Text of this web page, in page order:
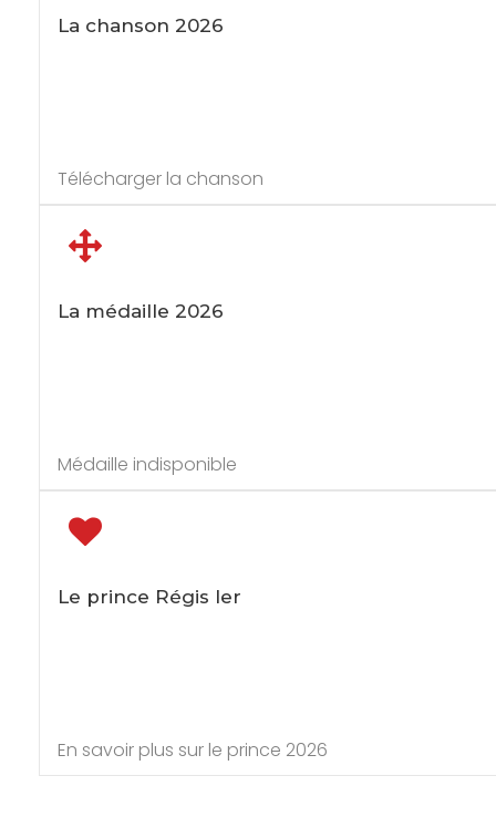
La chanson 2026
Télécharger la chanson
La médaille 2026
Médaille indisponible
Le prince Régis Ier
En savoir plus sur le prince 2026